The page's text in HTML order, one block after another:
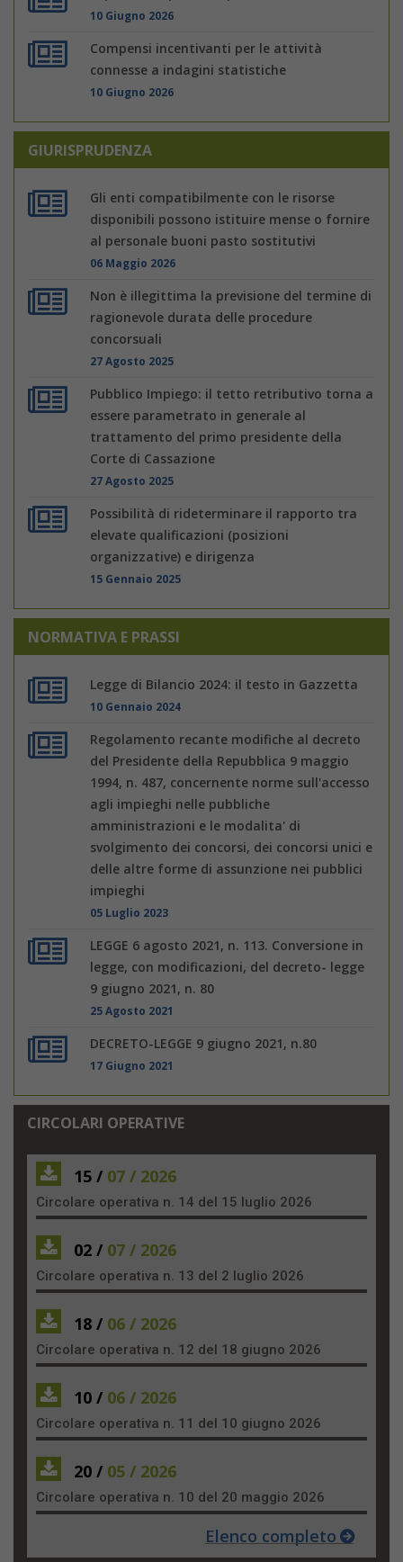
10 Giugno 2026
Compensi incentivanti per le attività
connesse a indagini statistiche
10 Giugno 2026
GIURISPRUDENZA
Gli enti compatibilmente con le risorse
disponibili possono istituire mense o fornire
al personale buoni pasto sostitutivi
06 Maggio 2026
Non è illegittima la previsione del termine di
ragionevole durata delle procedure
concorsuali
27 Agosto 2025
Pubblico Impiego: il tetto retributivo torna a
essere parametrato in generale al
trattamento del primo presidente della
Corte di Cassazione
27 Agosto 2025
Possibilità di rideterminare il rapporto tra
elevate qualificazioni (posizioni
organizzative) e dirigenza
15 Gennaio 2025
NORMATIVA E PRASSI
Legge di Bilancio 2024: il testo in Gazzetta
10 Gennaio 2024
Regolamento recante modifiche al decreto
del Presidente della Repubblica 9 maggio
1994, n. 487, concernente norme sull'accesso
agli impieghi nelle pubbliche
amministrazioni e le modalita' di
svolgimento dei concorsi, dei concorsi unici e
delle altre forme di assunzione nei pubblici
impieghi
05 Luglio 2023
LEGGE 6 agosto 2021, n. 113. Conversione in
legge, con modificazioni, del decreto- legge
9 giugno 2021, n. 80
25 Agosto 2021
DECRETO-LEGGE 9 giugno 2021, n.80
17 Giugno 2021
CIRCOLARI OPERATIVE
15 / 07 / 2026
Circolare operativa n. 14 del 15 luglio 2026
02 / 07 / 2026
Circolare operativa n. 13 del 2 luglio 2026
18 / 06 / 2026
Circolare operativa n. 12 del 18 giugno 2026
10 / 06 / 2026
Circolare operativa n. 11 del 10 giugno 2026
20 / 05 / 2026
Circolare operativa n. 10 del 20 maggio 2026
Elenco completo